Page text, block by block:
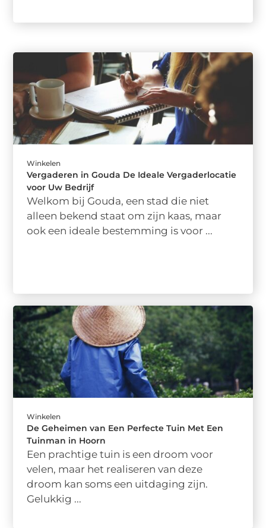
Winkelen
Vergaderen in Gouda De Ideale Vergaderlocatie
voor Uw Bedrijf
Welkom bij Gouda, een stad die niet
alleen bekend staat om zijn kaas, maar
ook een ideale bestemming is voor ...
Winkelen
De Geheimen van Een Perfecte Tuin Met Een
Tuinman in Hoorn
Een prachtige tuin is een droom voor
velen, maar het realiseren van deze
droom kan soms een uitdaging zijn.
Gelukkig ...